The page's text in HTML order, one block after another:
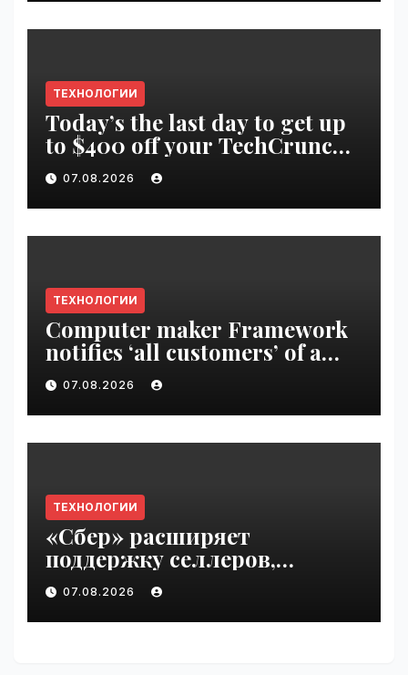
ТЕХНОЛОГИИ
Today’s the last day to get up
to $400 off your TechCrunch
Disrupt 2026 ticket |
VseTime.ru
07.08.2026
ТЕХНОЛОГИИ
Computer maker Framework
notifies ‘all customers’ of a
data breach | VseTime.ru
07.08.2026
ТЕХНОЛОГИИ
«Сбер» расширяет
поддержку селлеров,
пострадавших от
инцидентов на складах
Wildberries | VseTime.ru
07.08.2026